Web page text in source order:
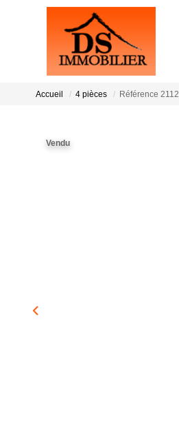
Accueil 4 pièces Référence 2112
Vendu